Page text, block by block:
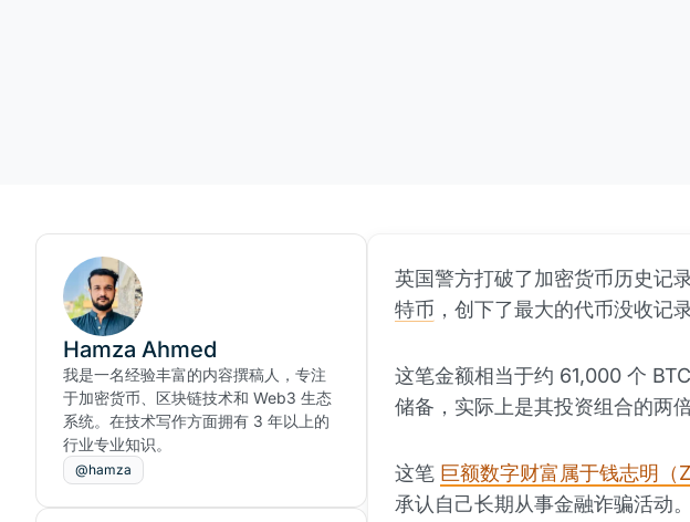
英国警方打破了加密货币历史记
特币 ，创下了最大的代币没收记录
这笔金额相当于约 61,000 个
储备，实际上是其投资组合的两倍
这笔 巨额数字财富属于钱志明（
承认自己长期从事金融诈骗活动
Hamza Ahmed
我是一名经验丰富的内容撰稿人，专注
于加密货币、区块链技术和 Web3 生态
系统。在技术写作方面拥有 3 年以上的
行业专业知识。
@hamza